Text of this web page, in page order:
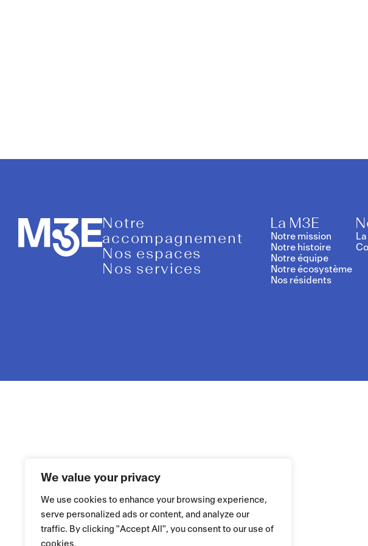
We value your privacy
We use cookies to enhance your browsing experience,
serve personalized ads or content, and analyze our
traffic. By clicking "Accept All", you consent to our use of
Notre
accompagnement
Nos espaces
Nos services
La M3E
Notre mission
Notre histoire
Notre équipe
Notre écosystème
Nos résidents